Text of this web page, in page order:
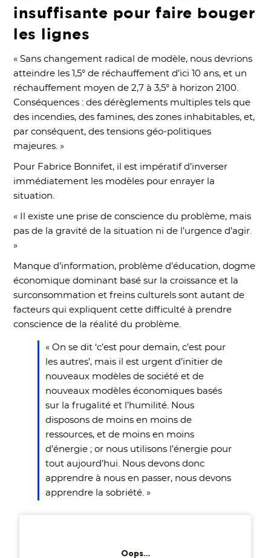
insuffisante pour faire bouger
les lignes
« Sans changement radical de modèle, nous devrions
atteindre les 1,5° de réchauffement d’ici 10 ans, et un
réchauffement moyen de 2,7 à 3,5° à horizon 2100.
Conséquences : des dérèglements multiples tels que
des incendies, des famines, des zones inhabitables, et,
par conséquent, des tensions géo-politiques
majeures. »
Pour Fabrice Bonnifet, il est impératif d’inverser
immédiatement les modèles pour enrayer la
situation.
« Il existe une prise de conscience du problème, mais
pas de la gravité de la situation ni de l’urgence d’agir.
»
Manque d’information, problème d’éducation, dogme
économique dominant basé sur la croissance et la
surconsommation et freins culturels sont autant de
facteurs qui expliquent cette difficulté à prendre
conscience de la réalité du problème.
« On se dit ‘c’est pour demain, c’est pour
les autres’, mais il est urgent d’initier de
nouveaux modèles de société et de
nouveaux modèles économiques basés
sur la frugalité et l’humilité. Nous
disposons de moins en moins de
ressources, et de moins en moins
d’énergie ; or nous utilisons l’énergie pour
tout aujourd’hui. Nous devons donc
apprendre à nous en passer, nous devons
apprendre la sobriété. »